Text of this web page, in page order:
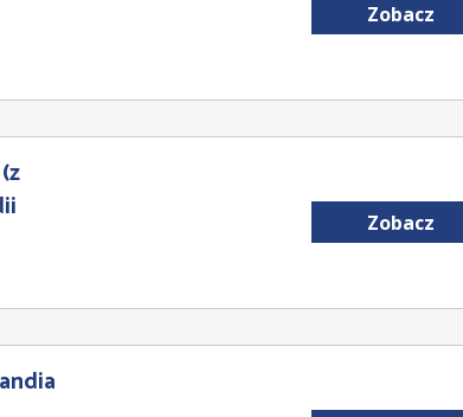
Zobacz
Zobacz